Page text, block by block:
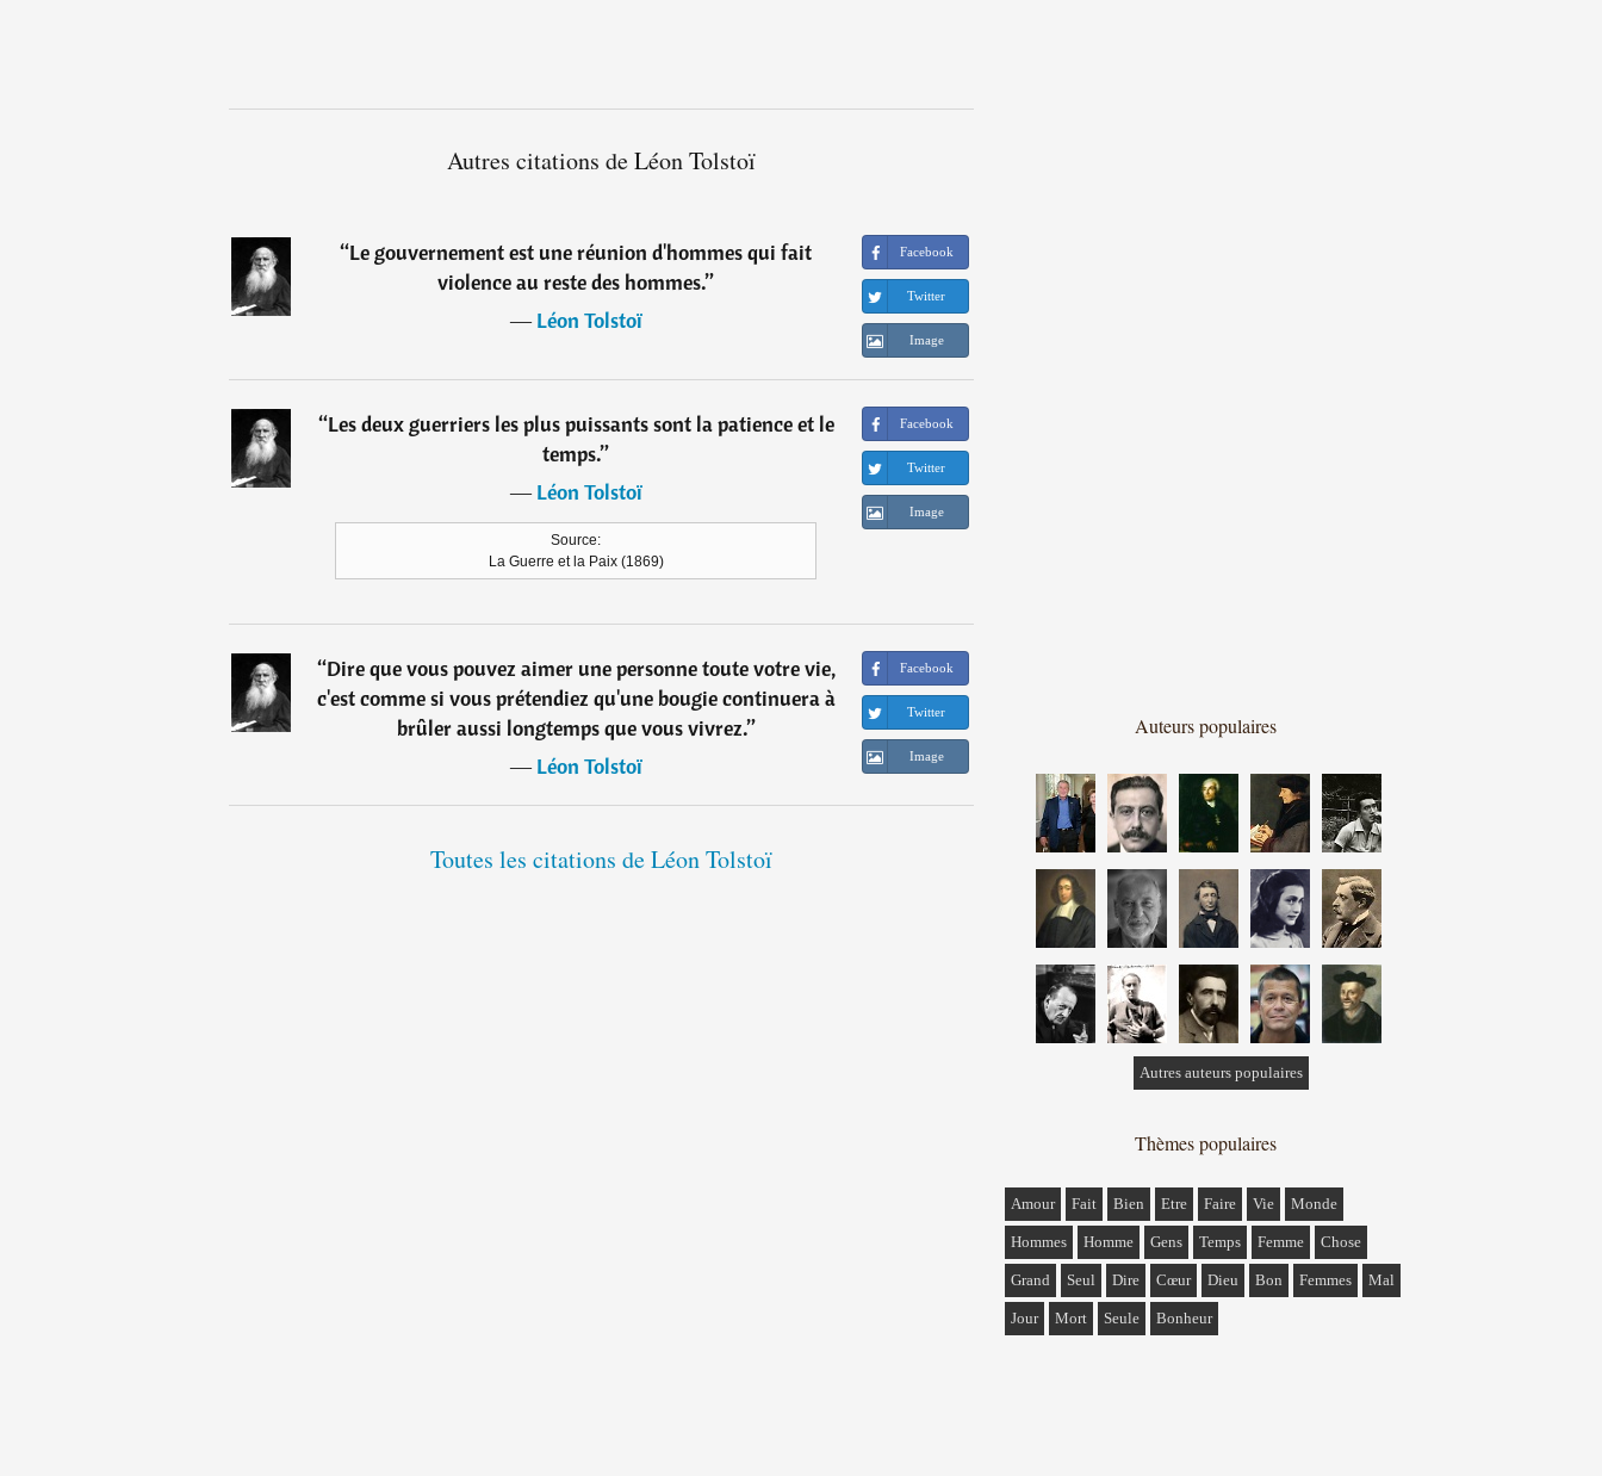
Autres citations de Léon Tolstoï
“Le gouvernement est une réunion d'hommes qui fait
violence au reste des hommes.”
―Léon Tolstoï
Facebook
Twitter
Image
“Les deux guerriers les plus puissants sont la patience et le
temps.”
―Léon Tolstoï
Source:
La Guerre et la Paix (1869)
Facebook
Twitter
Image
“Dire que vous pouvez aimer une personne toute votre vie,
c'est comme si vous prétendiez qu'une bougie continuera à
brûler aussi longtemps que vous vivrez.”
―Léon Tolstoï
Facebook
Twitter
Image
Toutes les citations de Léon Tolstoï
Auteurs populaires
Autres auteurs populaires
Thèmes populaires
Amour Fait Bien Etre Faire Vie Monde
Hommes Homme Gens Temps Femme Chose
Grand Seul Dire Cœur Dieu Bon Femmes Mal
Jour Mort Seule Bonheur